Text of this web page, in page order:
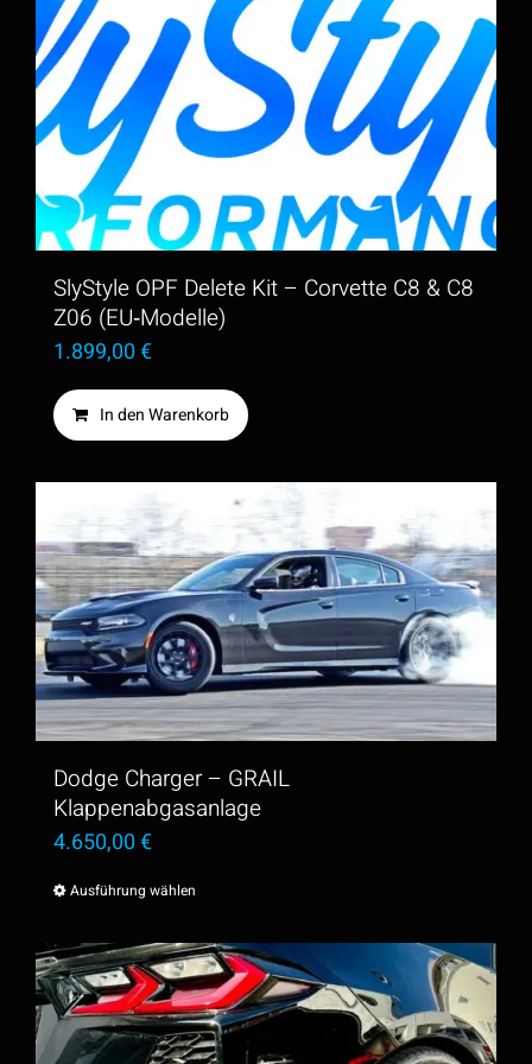
mehrere
Varianten
auf.
Die
Optionen
können
auf
der
Produktseite
werden
SlyStyle OPF Delete Kit – Corvette C8 & C8
Z06 (EU‑Modelle)
1.899,00€
In den Warenkorb
Dodge Charger – GRAIL
Klappenabgasanlage
4.650,00€
Ausführung wählen
Produkt
weist
mehrere
Varianten